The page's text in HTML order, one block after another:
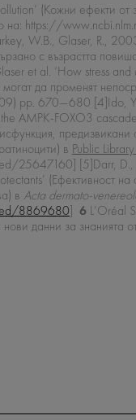
(Кожни ефекти от
на: https://
W.B., Glaser, R.,
с възрастта
et al. ‘How stress and
могат да променят
pp. 670—680 [4]Ido, Y.
AMPK-FOXO3
в Public
25647160] [5]Darr, D.,
(Ефективност
в Acta dermato-
8869680] 6 L’Oréal
данни за знанията